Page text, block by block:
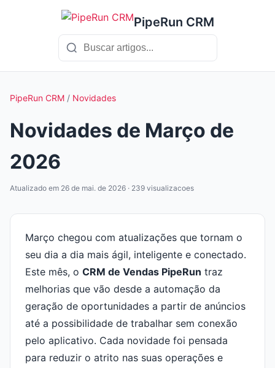
PipeRun CRM
PipeRun CRM / Novidades
Novidades de Março de
2026
Atualizado em 26 de mai. de 2026 · 239 visualizacoes
Março chegou com atualizações que tornam o
seu dia a dia mais ágil, inteligente e conectado.
Este mês, o CRM de Vendas PipeRun traz
melhorias que vão desde a automação da
geração de oportunidades a partir de anúncios
até a possibilidade de trabalhar sem conexão
pelo aplicativo. Cada novidade foi pensada
para reduzir o atrito nas suas operações e